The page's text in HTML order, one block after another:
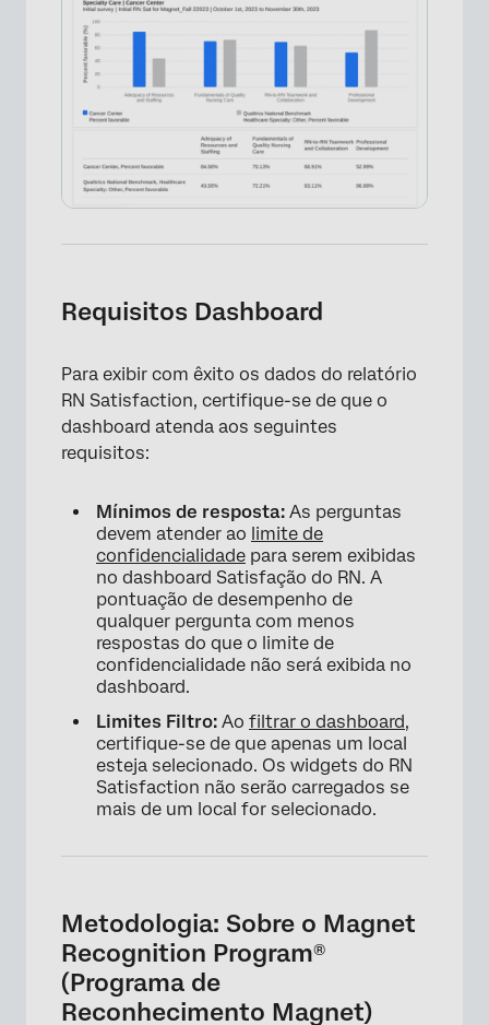
×
×
Requisitos Dashboard
Para exibir com êxito os dados do relatório
RN Satisfaction, certifique-se de que o
dashboard atenda aos seguintes
requisitos:
Mínimos de resposta: As perguntas
devem atender ao limite de
confidencialidade para serem exibidas
no dashboard Satisfação do RN. A
pontuação de desempenho de
qualquer pergunta com menos
respostas do que o limite de
confidencialidade não será exibida no
dashboard.
Limites Filtro: Ao filtrar o dashboard,
certifique-se de que apenas um local
esteja selecionado. Os widgets do RN
Satisfaction não serão carregados se
mais de um local for selecionado.
Metodologia: Sobre o Magnet
Recognition Program®
(Programa de
Reconhecimento Magnet)